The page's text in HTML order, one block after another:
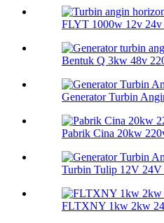
FLYT 1000w 12v 24v
Bentuk Q 3kw 48v
Generator Turbin
Pabrik Cina 20kw
Turbin Tulip 12V
FLTXNY 1kw 2kw